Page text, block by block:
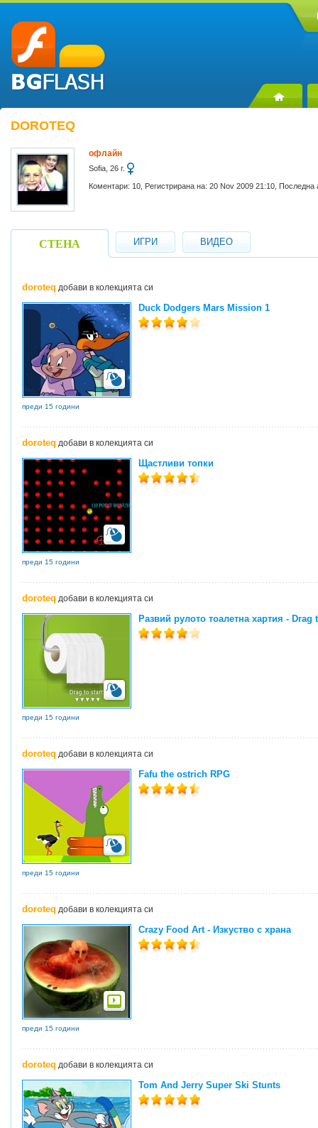
DOROTEQ
офлайн
Sofia, 26 г.
Коментари: 10, Регистрирана на: 20 Nov 2009 21:10, Последна
СТЕНА ИГРИ ВИДЕО
doroteq добави в колекцията си
Duck Dodgers Mars Mission 1
преди 15 години
doroteq добави в колекцията си
Щастливи топки
преди 15 години
doroteq добави в колекцията си
Развий рулото тоалетна хартия -
преди 15 години
doroteq добави в колекцията си
Fafu the ostrich RPG
преди 15 години
doroteq добави в колекцията си
Crazy Food Art - Изкуство с храна
преди 15 години
doroteq добави в колекцията си
Tom And Jerry Super Ski Stunts